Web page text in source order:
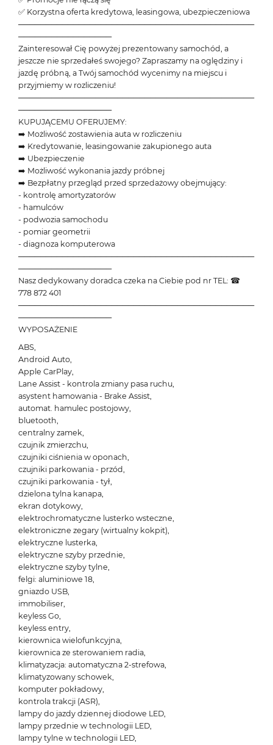
✅ Korzystna oferta kredytowa, leasingowa, ubezpieczeniowa
───────────────────────────────────────────
─────────────────
Zainteresował Cię powyżej prezentowany samochód, a
jeszcze nie sprzedałeś swojego? Zapraszamy na oględziny i
jazdę próbną, a Twój samochód wycenimy na miejscu i
przyjmiemy w rozliczeniu!
───────────────────────────────────────────
─────────────────
KUPUJĄCEMU OFERUJEMY:
➡️ Możliwość zostawienia auta w rozliczeniu
➡️ Kredytowanie, leasingowanie zakupionego auta
➡️ Ubezpieczenie
➡️ Możliwość wykonania jazdy próbnej
➡️ Bezpłatny przegląd przed sprzedażowy obejmujący:
- kontrolę amortyzatorów
- hamulców
- podwozia samochodu
- pomiar geometrii
- diagnoza komputerowa
───────────────────────────────────────────
─────────────────
Nasz dedykowany doradca czeka na Ciebie pod nr TEL: ☎
778 872 401
───────────────────────────────────────────
─────────────────
WYPOSAŻENIE
ABS,
Android Auto,
Apple CarPlay,
Lane Assist - kontrola zmiany pasa ruchu,
asystent hamowania - Brake Assist,
automat. hamulec postojowy,
bluetooth,
centralny zamek,
czujnik zmierzchu,
czujniki ciśnienia w oponach,
czujniki parkowania - przód,
czujniki parkowania - tył,
dzielona tylna kanapa,
ekran dotykowy,
elektrochromatyczne lusterko wsteczne,
elektroniczne zegary (wirtualny kokpit),
elektryczne lusterka,
elektryczne szyby przednie,
elektryczne szyby tylne,
felgi: aluminiowe 18,
gniazdo USB,
immobiliser,
keyless Go,
keyless entry,
kierownica wielofunkcyjna,
kierownica ze sterowaniem radia,
klimatyzacja: automatyczna 2-strefowa,
klimatyzowany schowek,
komputer pokładowy,
kontrola trakcji (ASR),
lampy do jazdy dziennej diodowe LED,
lampy przednie w technologii LED,
lampy tylne w technologii LED,